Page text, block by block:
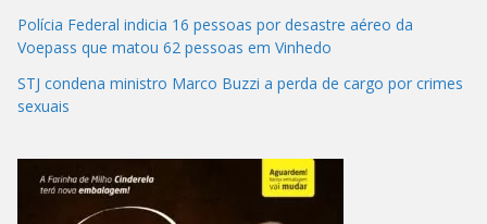
Polícia Federal indicia 16 pessoas por desastre aéreo da
Voepass que matou 62 pessoas em Vinhedo
STJ condena ministro Marco Buzzi a perda de cargo por crimes
sexuais